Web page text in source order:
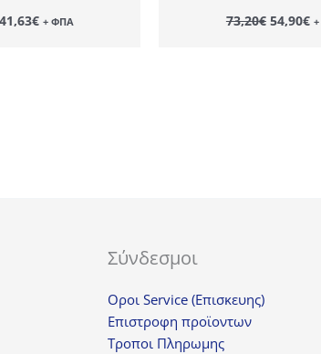
Original
price
41,63€Η
τρέχουσα
+ ΦΠΑ 73,20€ Original
price
54,90€Η
Σύνδεσμοι
Οροι Service (Επισκευης)
Επιστροφη προϊοντων
Τροποι Πληρωμης